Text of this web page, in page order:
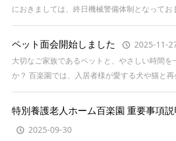
におきましては、終日機械警備体制となってお
ペット面会開始しました 2025-11-
大切なご家族であるペットと、やさしい時間を
か？ 百楽園では、入居者様が愛する犬や猫と
特別養護老人ホーム百楽園 重要事項
2025-09-30